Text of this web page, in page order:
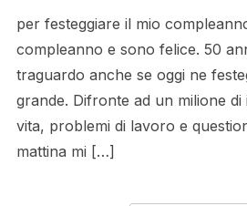
per festeggiare il mio
compleanno e sono felice. 50
traguardo anche se oggi ne
grande. Difronte ad un milione di
vita, problemi di lavoro e
mattina mi […]